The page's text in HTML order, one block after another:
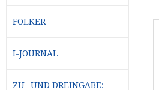
FOLKER
I-JOURNAL
ZU- UND DREINGABE: